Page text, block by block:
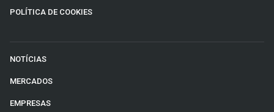
POLÍTICA DE COOKIES
NOTÍCIAS
MERCADOS
EMPRESAS